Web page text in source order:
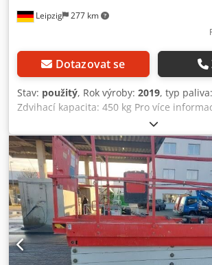
Leipzig 277 km
Dotazovat se
Stav: použitý, Rok výroby: 2019, typ paliva:
Zdvihací kapacita: 450 kg Pro více
centrum použitých zařízení. Dcsdpfx